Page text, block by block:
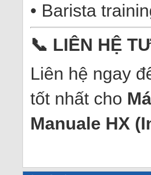
• Barista
📞 LIÊN HỆ
Liên hệ ngay
tốt nhất cho
Manuale HX